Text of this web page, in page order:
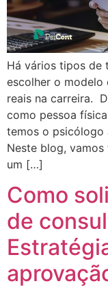
Há vários tipos de
escolher o
reais na carreira.
como pessoa
temos o psicólogo
Neste blog,
um […]
Como
de